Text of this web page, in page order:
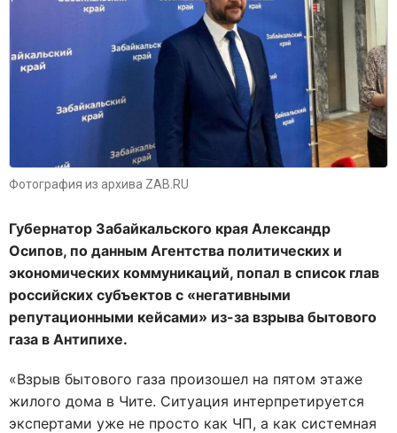
Фотография из архива ZAB.RU
Губернатор Забайкальского края Александр
Осипов, по данным Агентства политических и
экономических коммуникаций, попал в список глав
российских субъектов с «негативными
репутационными кейсами» из-за взрыва бытового
газа в Антипихе.
«Взрыв бытового газа произошел на пятом этаже
жилого дома в Чите. Ситуация интерпретируется
экспертами уже не просто как ЧП, а как системная